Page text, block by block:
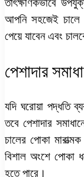
তাৎক্ষণিকভাবে
আপনি সহজেই
পেয়ে যাবেন এবং
পেশাদার
যদি ঘরোয়া পদ্ধতি
তবে পেশাদার
চালের পোকা
বিশাল অংশে পোকা
হতে পারে।